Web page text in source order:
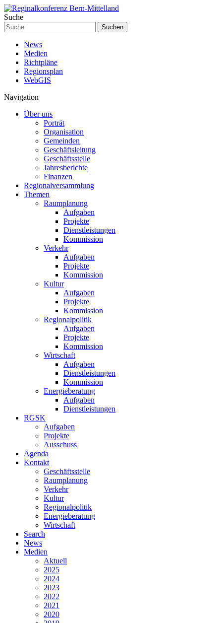
Suche
Suchen
News
Medien
Richtpläne
Regionsplan
WebGIS
Navigation
Über uns
Porträt
Organisation
Gemeinden
Geschäftsleitung
Geschäftsstelle
Jahresberichte
Finanzen
Regionalversammlung
Themen
Raumplanung
Aufgaben
Projekte
Dienstleistungen
Kommission
Verkehr
Aufgaben
Projekte
Kommission
Kultur
Aufgaben
Projekte
Kommission
Regionalpolitik
Aufgaben
Projekte
Kommission
Wirtschaft
Aufgaben
Dienstleistungen
Kommission
Energieberatung
Aufgaben
Dienstleistungen
RGSK
Aufgaben
Projekte
Ausschuss
Agenda
Kontakt
Geschäftsstelle
Raumplanung
Verkehr
Kultur
Regionalpolitik
Energieberatung
Wirtschaft
Search
News
Medien
Aktuell
2025
2024
2023
2022
2021
2020